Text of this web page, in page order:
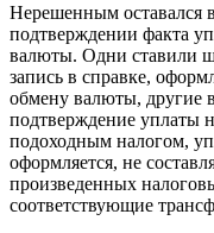
Нерешенным оставался
подтверждении факта
валюты. Одни ставили
запись в справке,
обмену валюты, другие
подтверждение уплаты
подоходным налогом,
оформляется, не
произведенных
соответствующие